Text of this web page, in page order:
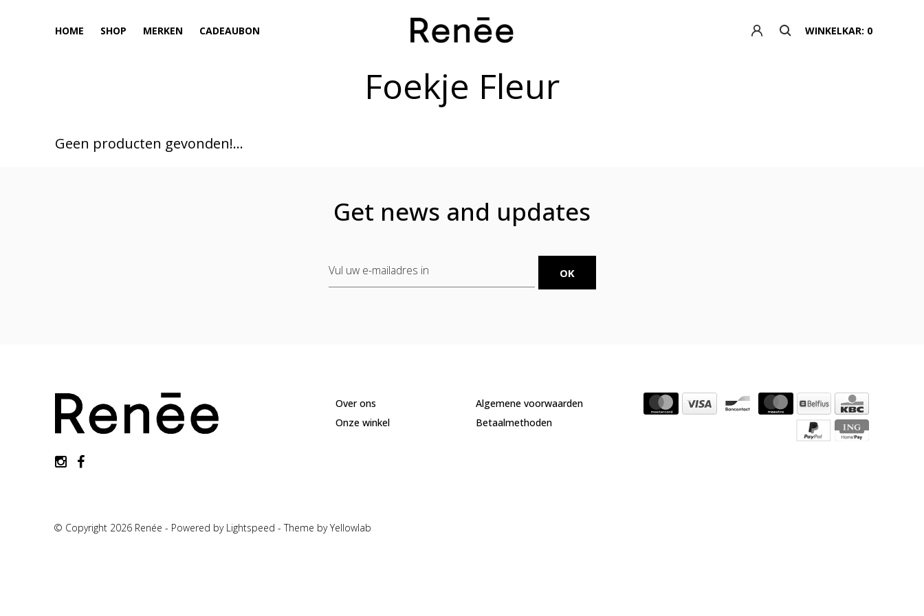
HOME SHOP MERKEN CADEAUBON WINKELKAR: 0
Foekje Fleur
Geen producten gevonden!...
Get news and updates
Over ons
Onze winkel
Algemene voorwaarden
Betaalmethoden
© Copyright 2026 Renée - Powered by Lightspeed -Theme by Yellowlab